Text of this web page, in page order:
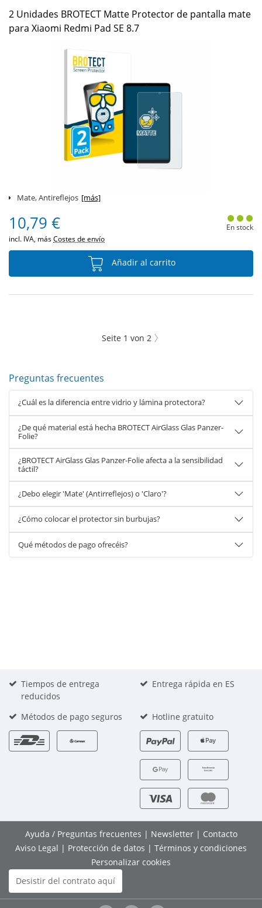
2 Unidades BROTECT Matte Protector de pantalla mate
para Xiaomi Redmi Pad SE 8.7
Mate, Antireflejos [más]
10,79 €
incl. IVA, másCostes de envío
En stock
Añadir al carrito
Seite 1 von 2
Preguntas frecuentes
¿Cuál es la diferencia entre vidrio y lámina protectora?
¿De qué material está hecha BROTECT AirGlass Glas Panzer-
Folie?
¿BROTECT AirGlass Glas Panzer-Folie afecta a la sensibilidad
táctil?
¿Debo elegir 'Mate' (Antirreflejos) o 'Claro'?
¿Cómo colocar el protector sin burbujas?
Qué métodos de pago ofrecéis?
Tiempos de entrega
reducidos
Entrega rápida en ES
Métodos de pago seguros Hotline gratuito
Ayuda / Preguntas frecuentes | Newsletter | Contacto
Aviso Legal | Protección de datos | Términos y condiciones
Personalizar cookies
Desistir del contrato aquí